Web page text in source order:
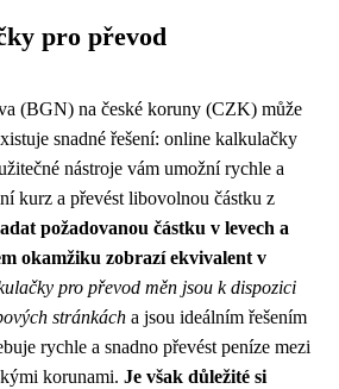
pro převod
(BGN) na české koruny (CZK) může
snadné řešení: online kalkulačky
nástroje vám umožní rychle a
kurz a převést libovolnou částku z
požadovanou částku v levech a
okamžiku zobrazí ekvivalent v
pro převod měn jsou k dispozici
stránkách a jsou ideálním řešením
rychle a snadno převést peníze mezi
korunami. Je však důležité si